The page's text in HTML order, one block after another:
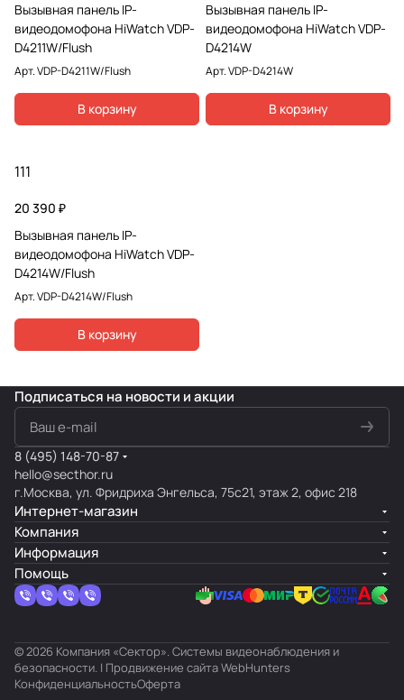
Вызывная панель IP-
видеодомофона HiWatch VDP-
D4211W/Flush
Арт.VDP-D4211W/Flush
В корзину
Вызывная панель IP-
видеодомофона HiWatch VDP-
D4214W
Арт.VDP-D4214W
В корзину
111
20 390 ₽
Вызывная панель IP-
видеодомофона HiWatch VDP-
D4214W/Flush
Арт.VDP-D4214W/Flush
В корзину
Подписаться на новости и акции
8 (495) 148-70-87
hello@secthor.ru
г.Москва, ул. Фридриха Энгельса, 75с21, этаж 2, офис 218
Интернет-магазин
Компания
Информация
Помощь
© 2026 Компания «Сектор». Системы видеонаблюдения и
безопасности. | Продвижение сайтаWebHunters
КонфиденциальностьОферта